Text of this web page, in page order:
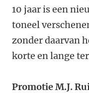
10 jaar is een
toneel
zonder daarvan
korte en lange
Promotie M.J.